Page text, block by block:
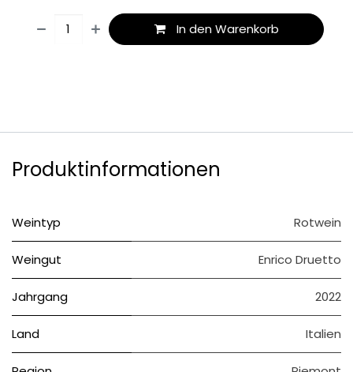
In den Warenkorb
Produktinformationen
Weintyp Rotwein
Weingut Enrico Druetto
Jahrgang 2022
Land Italien